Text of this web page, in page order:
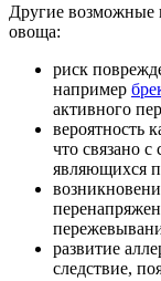
Другие возможные
овоща:
риск
например
активного
вероятность
что связано
являющихся
развитие
следствие,